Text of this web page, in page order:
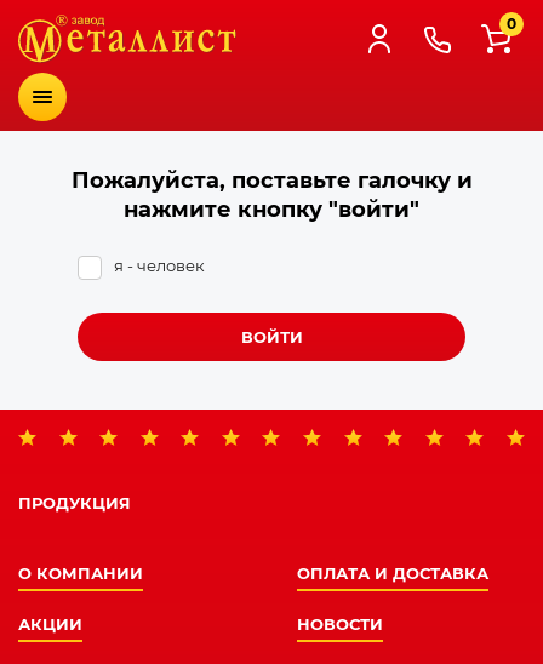
Меню
0
Пожалуйста, поставьте галочку и
нажмите кнопку "войти"
я - человек
ВОЙТИ
ПРОДУКЦИЯ
О КОМПАНИИ ОПЛАТА И ДОСТАВКА
АКЦИИ НОВОСТИ